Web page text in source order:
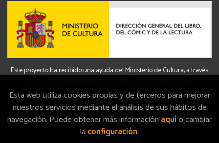
Este proyecto ha recibido una ayuda del Ministerio de Cultura, a través
2026 ©La Memòria. Todos los Derechos Reservados | Grupo
Trevenque
Esta web utiliza cookies propias y de terceros para mejorar
nuestros servicios mediante el análisis de sus hábitos de
navegación. Puede obtener más información aquío cambiar
la configuración.